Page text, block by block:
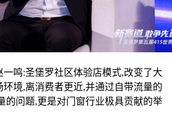
鸣:圣堡罗社区体验店模式,改变了大
境,离消费者更近,并通过自带流量的
的问题,更是对门窗行业极具贡献的举